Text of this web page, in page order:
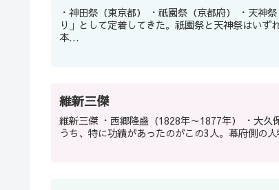
・神田祭（東京都） ・祇園祭（京都府） ・天神祭（大阪府） それぞれ「三都」を代表する大祭で、江戸時代より「三大祭
り」として定着してきた。祇園祭と天神祭はい
本...
維新三傑
維新三傑 ・西郷隆盛（1828年～1877年） ・大久保利通（1830年～1878年） ・木戸孝允（1833年～1877年） 維新十傑の
うち、特に功績があったのがこの3人。幕府側の